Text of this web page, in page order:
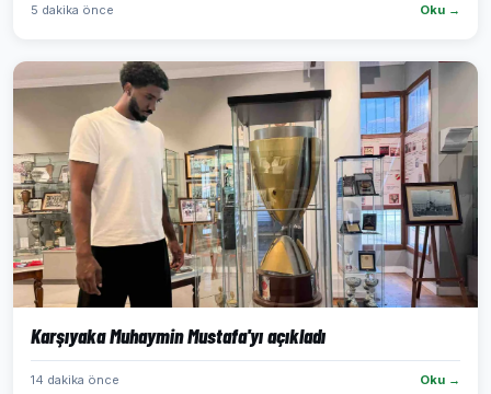
5 dakika önce Oku →
Karşıyaka Muhaymin Mustafa'yı açıkladı
14 dakika önce Oku →